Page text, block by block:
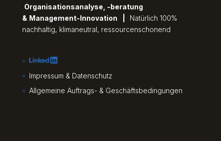
Organisationsanalyse, -beratung
& Management-Innovation
Natürlich 100%
nachhaltig, klimaneutral, ressourcenschonend
Impressum & Datenschutz
Allgemeine Auftrags- & Geschäftsbedingungen